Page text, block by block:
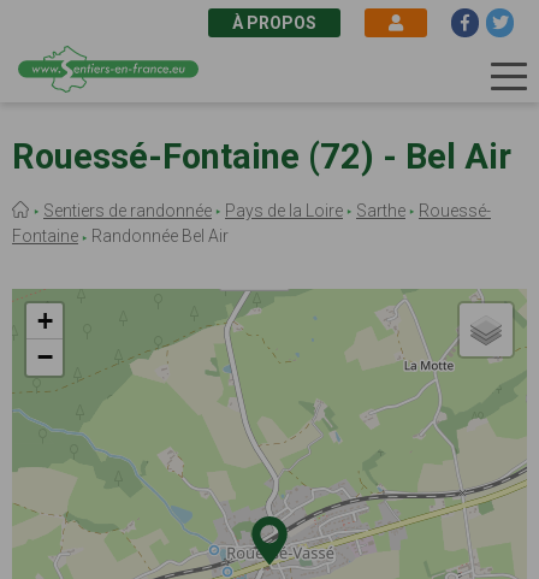
au
contenu
À PROPOS
Rouessé-Fontaine (72) - Bel Air
Fil
d'Ariane
Sentiers de randonnée Pays de la Loire Sarthe
Rouessé-
Fontaine
Randonnée Bel Air
+
−